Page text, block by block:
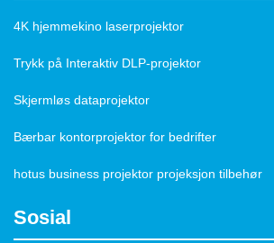
4K hjemmekino laserprojektor
Trykk på Interaktiv DLP-projektor
Skjermløs dataprojektor
Bærbar kontorprojektor for bedrifter
hotus business projektor projeksjon tilbehør
Sosial